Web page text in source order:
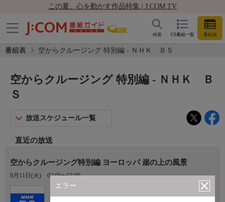
この夏、心を動かす作品特集 | J:COM TV
CS番組一覧 番組表
検索
番組表 空からクルージング 特別編 - ＮＨＫ ＢＳ
エラー
空からクルージング 特別編 - ＮＨＫ Ｂ
Ｓ
放送スケジュール一覧
直近の放送
空からクルージング特別編 ヨーロッパ 崖の上の風景
8月11日(火) 02:00〜03:00